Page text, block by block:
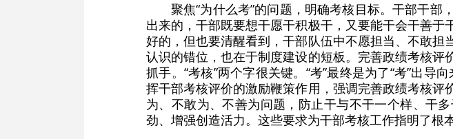
聚焦“为什么考”的问题，明确考核目标。干部干
出来的，干部既要想干愿干积极干，又要能干会干善
好的，但也要清醒看到，干部队伍中不愿担当、不敢
认识的错位，也在于制度建设的短板。完善政绩考核
抓手。“考核”两个字很关键。“考”最终是为了“考”出导
挥干部考核评价的激励鞭策作用，强调完善政绩考核
为、不敢为、不善为问题，防止干与不干一个样、干
劲、增强创造活力。这些要求为干部考核工作指明了根